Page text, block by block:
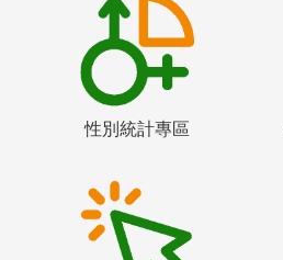
性別統計專區